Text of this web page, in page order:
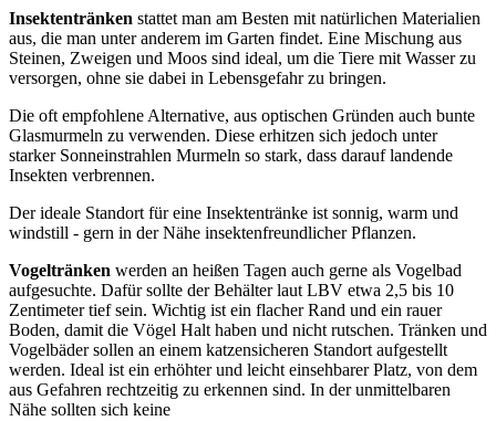
Insektentränken stattet man am Besten mit natürlichen Materialien
aus, die man unter anderem im Garten findet. Eine Mischung aus
Steinen, Zweigen und Moos sind ideal, um die Tiere mit Wasser zu
versorgen, ohne sie dabei in Lebensgefahr zu bringen.
Die oft empfohlene Alternative, aus optischen Gründen auch bunte
Glasmurmeln zu verwenden. Diese erhitzen sich jedoch unter
starker Sonneinstrahlen Murmeln so stark, dass darauf landende
Insekten verbrennen.
Der ideale Standort für eine Insektentränke ist sonnig, warm und
windstill - gern in der Nähe insektenfreundlicher Pflanzen.
Vogeltränken werden an heißen Tagen auch gerne als Vogelbad
aufgesuchte. Dafür sollte der Behälter laut LBV etwa 2,5 bis 10
Zentimeter tief sein. Wichtig ist ein flacher Rand und ein rauer
Boden, damit die Vögel Halt haben und nicht rutschen. Tränken und
Vogelbäder sollen an einem katzensicheren Standort aufgestellt
werden. Ideal ist ein erhöhter und leicht einsehbarer Platz, von dem
aus Gefahren rechtzeitig zu erkennen sind. In der unmittelbaren
Nähe sollten sich keine